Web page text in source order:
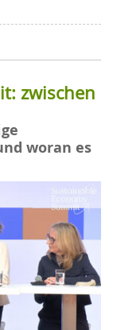
zwischen
woran es